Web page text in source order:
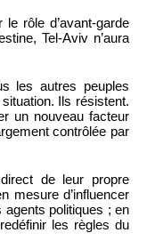
rôle d’avant-garde
Tel-Aviv n’aura
les autres peuples
Ils résistent.
un nouveau facteur
contrôlée par
de leur propre
mesure d’influencer
agents politiques ; en
les règles du